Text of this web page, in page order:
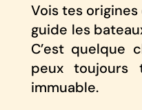
Vois tes
guide les
C’est quelque
peux
immuable.